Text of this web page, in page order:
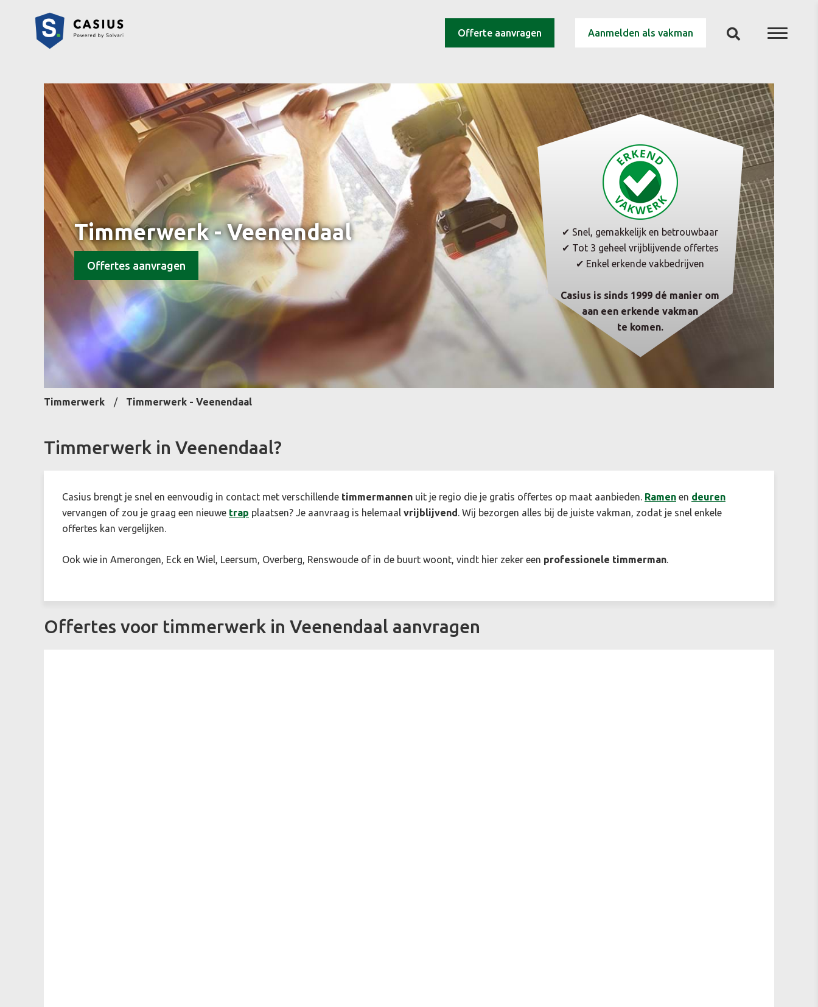
Offerte aanvragen Aanmelden als vakman
Timmerwerk - Veenendaal
Offertes aanvragen
✔ Snel, gemakkelijk en betrouwbaar
✔ Tot 3 geheel vrijblijvende offertes
✔ Enkel erkende vakbedrijven
Casius is sinds 1999 dé manier om
aan een erkende vakman
te komen.
Timmerwerk Timmerwerk - Veenendaal
Timmerwerk in Veenendaal?
Casius brengt je snel en eenvoudig in contact met verschillende timmermannen uit je regio die je gratis offertes op maat aanbieden. Ramen en deuren
vervangen of zou je graag een nieuwe trap plaatsen? Je aanvraag is helemaal vrijblijvend. Wij bezorgen alles bij de juiste vakman, zodat je snel enkele
offertes kan vergelijken.
Ook wie in Amerongen, Eck en Wiel, Leersum, Overberg, Renswoude of in de buurt woont, vindt hier zeker een professionele timmerman.
Offertes voor timmerwerk in Veenendaal aanvragen